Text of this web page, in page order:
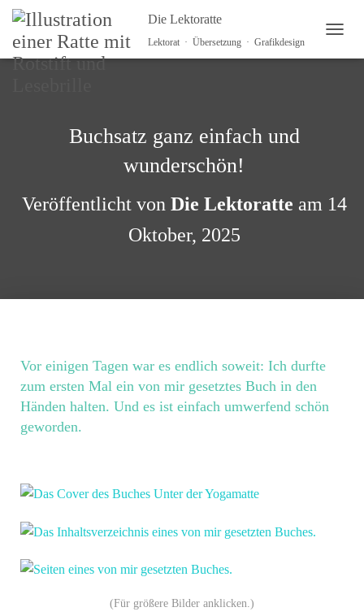
Die Lektoratte
Lektorat · Übersetzung · Grafikdesign
Buchsatz ganz einfach und
wunderschön!
Veröffentlicht von Die Lektoratte am 14
Oktober, 2025
Vor einigen Tagen war es endlich soweit: Ich durfte
zum ersten Mal ein von mir gesetztes Buch in den
Händen halten. Und es ist einfach umwerfend schön
geworden.
(Für größere Bilder anklicken.)